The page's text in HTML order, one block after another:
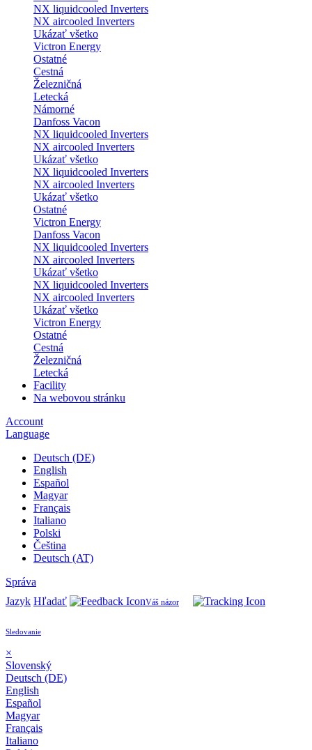
NX liquidcooled Inverters
NX aircooled Inverters
Ukázať všetko
Victron Energy
Ostatné
Cestná
Železničná
Letecká
Námorné
Danfoss Vacon
NX liquidcooled Inverters
NX aircooled Inverters
Ukázať všetko
NX liquidcooled Inverters
NX aircooled Inverters
Ukázať všetko
Ostatné
Victron Energy
Danfoss Vacon
NX liquidcooled Inverters
NX aircooled Inverters
Ukázať všetko
NX liquidcooled Inverters
NX aircooled Inverters
Ukázať všetko
Victron Energy
Ostatné
Cestná
Železničná
Letecká
Facility
Na webovou stránku
Account
Language
Deutsch (DE)
English
Español
Magyar
Français
Italiano
Polski
Čeština
Deutsch (AT)
Správa
Jazyk Hľadať Váš názor
Sledovanie
×
Slovenský
Deutsch (DE)
English
Español
Magyar
Français
Italiano